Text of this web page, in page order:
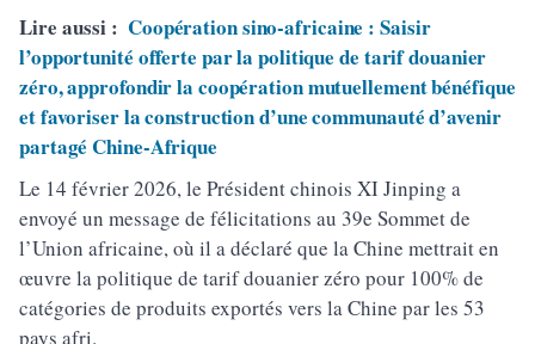
Lire aussi : Coopération sino-africaine : Saisir
l’opportunité offerte par la politique de tarif douanier
zéro, approfondir la coopération mutuellement bénéfique
et favoriser la construction d’une communauté d’avenir
partagé Chine-Afrique
Le 14 février 2026, le Président chinois XI Jinping a
envoyé un message de félicitations au 39e Sommet de
l’Union africaine, où il a déclaré que la Chine mettrait en
œuvre la politique de tarif douanier zéro pour 100% de
catégories de produits exportés vers la Chine par les 53
pays afri.